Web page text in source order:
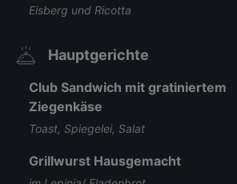
Eisberg und Ricotta
Hauptgerichte
Club Sandwich mit gratiniertem
Ziegenkäse
Toast, Spiegelei, Salat
Grillwurst Hausgemacht